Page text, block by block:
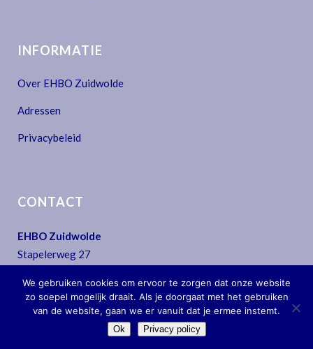
INFORMATIE
Over EHBO Zuidwolde
Adressen
Privacybeleid
CONTACT
EHBO Zuidwolde
Stapelerweg 27
T:0522 - 44 30 07
secretariaat@ehbo-zuidwolde.nl
We gebruiken cookies om ervoor te zorgen dat onze website
zo soepel mogelijk draait. Als je doorgaat met het gebruiken
van de website, gaan we er vanuit dat je ermee instemt.
Ok Privacy policy